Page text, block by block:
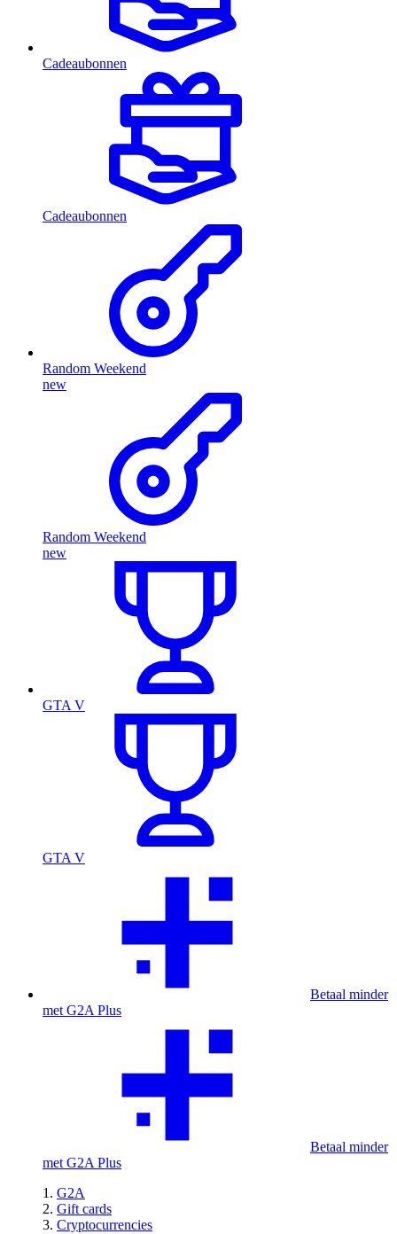
Cadeaubonnen
Cadeaubonnen
Random Weekend
new
Random Weekend
new
GTA V
GTA V
Betaal minder
met G2A Plus
Betaal minder
met G2A Plus
G2A
Gift cards
Cryptocurrencies